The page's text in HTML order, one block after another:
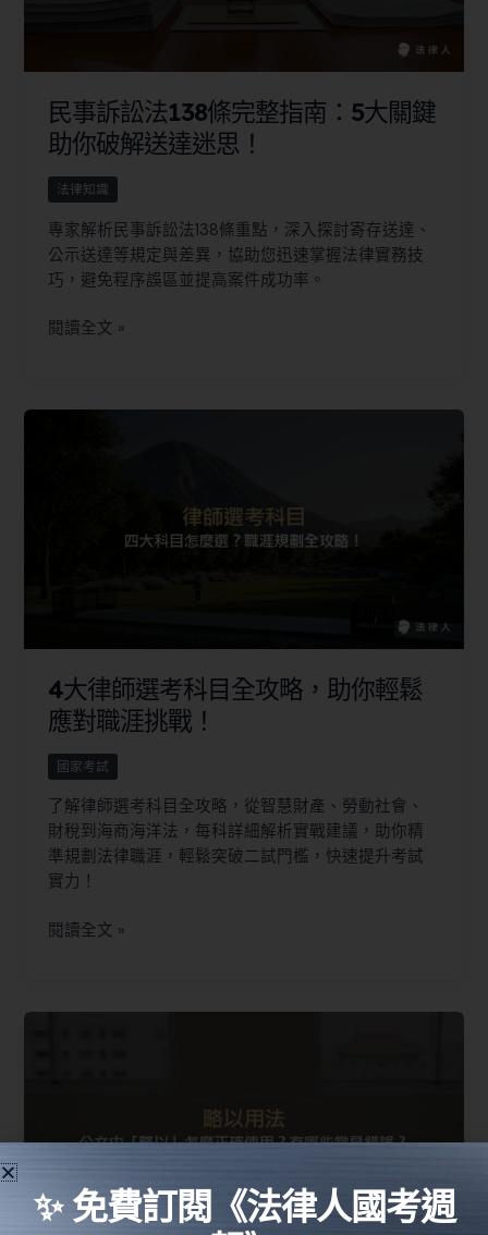
民事訴訟法138條完整指南：5大關鍵
助你破解送達迷思！
法律知識
專家解析民事訴訟法138條重點，深入探討寄存送達、
公示送達等規定與差異，協助您迅速掌握法律實務技
巧，避免程序誤區並提高案件成功率。
閱讀全文 »
4大律師選考科目全攻略，助你輕鬆
應對職涯挑戰！
國家考試
了解律師選考科目全攻略，從智慧財產、勞動社會、
財稅到海商海洋法，每科詳細解析實戰建議，助你精
準規劃法律職涯，輕鬆突破二試門檻，快速提升考試
實力！
閱讀全文 »
✨ 免費訂閱《法律人國考週